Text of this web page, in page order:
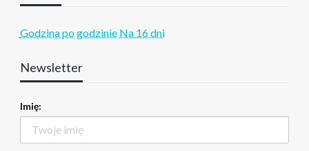
Godzina po godzinie Na 16 dni
Newsletter
Imię: